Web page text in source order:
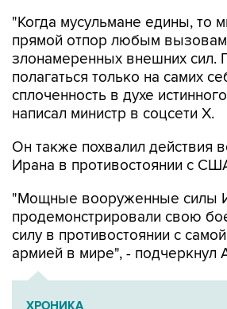
"Когда мусульмане едины, то
прямой отпор любым
злонамеренных внешних сил.
полагаться только на самих
сплоченность в духе
написал министр в соцсети Х.
Он также похвалил действия
Ирана в противостоянии с
"Мощные вооруженные силы
продемонстрировали свою
силу в противостоянии с
армией в мире", - подчеркнул